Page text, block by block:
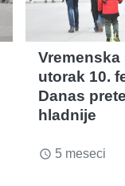
utorak 10.
Danas
hladnije
access_time 5 meseci